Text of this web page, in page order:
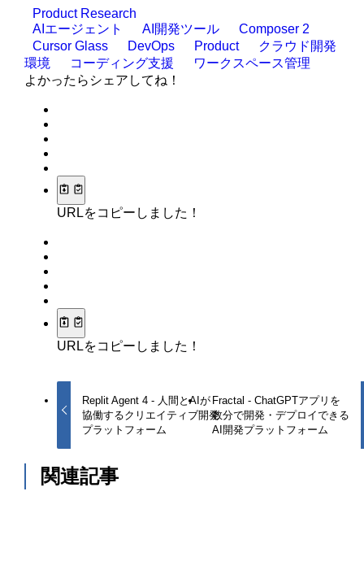
Product Research
AIエージェント
AI開発ツール
Composer 2
Cursor Glass
DevOps Product
クラウド開発
環境
コーディング支援
ワークスペース管理
よかったらシェアしてね！
URLをコピーしました！
URLをコピーしました！
Replit Agent 4 - 人間とAIが
協働するクリエイティブ開発
プラットフォーム
Fractal - ChatGPTアプリを
数分で開発・デプロイできる
AI開発プラットフォーム
関連記事